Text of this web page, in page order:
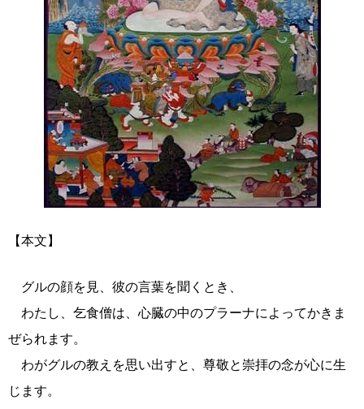
【本文】
グルの顔を見、彼の言葉を聞くとき、
わたし、乞食僧は、心臓の中のプラーナによってかきま
ぜられます。
わがグルの教えを思い出すと、尊敬と崇拝の念が心に生
じます。